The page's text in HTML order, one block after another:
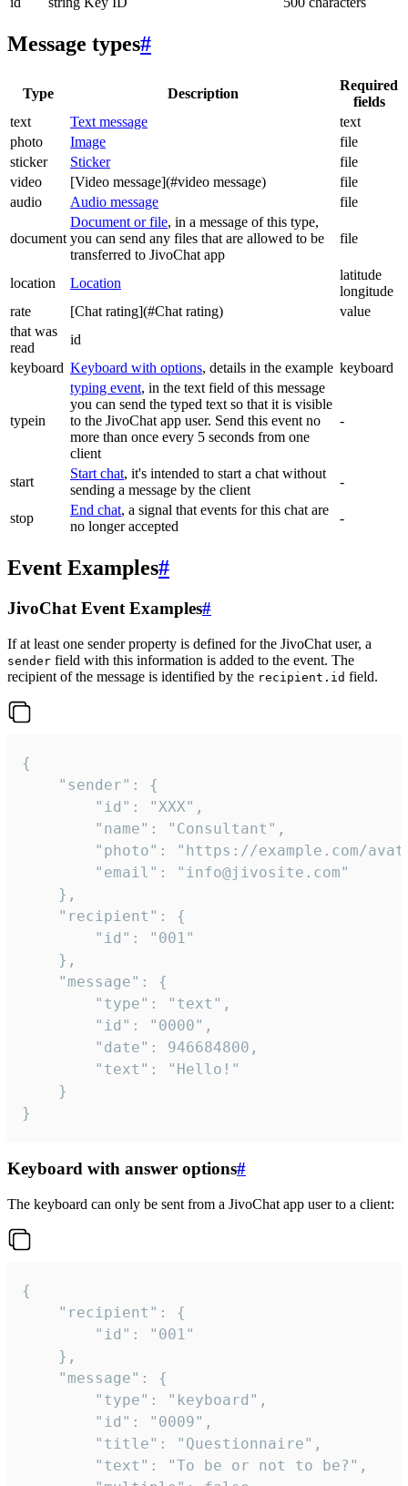
Message types#
Type Description
Required
fields
text
Text message
text
photo
Image
file
sticker
Sticker
file
video
[Video message](#video message)
file
audio
Audio message file
document
Document or file, in a message of this type,
you can send any files that are allowed to be
transferred to JivoChat app
file
location Location
latitude
longitude
rate
[Chat rating](#Chat rating)
value
that was
read
id
keyboard Keyboard with options, details in the example keyboard
typein
typing event, in the text field of this message
you can send the typed text so that it is visible
to the JivoChat app user. Send this event no
more than once every 5 seconds from one
client
-
start
Start chat, it's intended to start a chat without
sending a message by the client
-
stop
End chat, a signal that events for this chat are
no longer accepted
-
Event Examples#
JivoChat Event Examples#
If at least one sender property is defined for the JivoChat user, a
sender field with this information is added to the event. The
recipient of the message is identified by the recipient.id field.
{
}
Keyboard with answer options#
The keyboard can only be sent from a JivoChat app user to a client:
{